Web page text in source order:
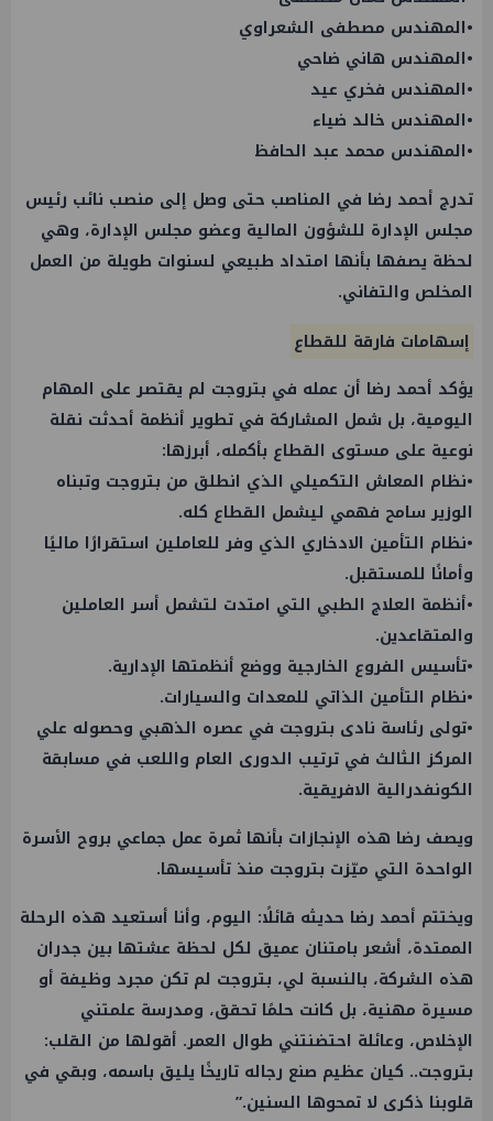
•المهندس مصطفى الشعراوي
•المهندس هاني ضاحي
•المهندس فخري عيد
•المهندس خالد ضياء
•المهندس محمد عبد الحافظ
تدرج أحمد رضا في المناصب حتى وصل إلى منصب نائب رئيس
مجلس الإدارة للشؤون المالية وعضو مجلس الإدارة، وهي
لحظة يصفها بأنها امتداد طبيعي لسنوات طويلة من العمل
المخلص والتفاني.
إسهامات فارقة للقطاع
يؤكد أحمد رضا أن عمله في بتروجت لم يقتصر على المهام
اليومية، بل شمل المشاركة في تطوير أنظمة أحدثت نقلة
نوعية على مستوى القطاع بأكمله، أبرزها:
•نظام المعاش التكميلي الذي انطلق من بتروجت وتبناه
الوزير سامح فهمي ليشمل القطاع كله.
•نظام التأمين الادخاري الذي وفر للعاملين استقرارًا ماليًا
وأمانًا للمستقبل.
•أنظمة العلاج الطبي التي امتدت لتشمل أسر العاملين
والمتقاعدين.
•تأسيس الفروع الخارجية ووضع أنظمتها الإدارية.
•نظام التأمين الذاتي للمعدات والسيارات.
•تولى رئاسة نادى بتروجت في عصره الذهبي وحصوله علي
المركز الثالث في ترتيب الدورى العام واللعب في مسابقة
الكونفدرالية الافريقية.
ويصف رضا هذه الإنجازات بأنها ثمرة عمل جماعي بروح الأسرة
الواحدة التي ميّزت بتروجت منذ تأسيسها.
ويختتم أحمد رضا حديثه قائلًا: اليوم، وأنا أستعيد هذه الرحلة
الممتدة، أشعر بامتنان عميق لكل لحظة عشتها بين جدران
هذه الشركة، بالنسبة لي، بتروجت لم تكن مجرد وظيفة أو
مسيرة مهنية، بل كانت حلمًا تحقق، ومدرسة علمتني
الإخلاص، وعائلة احتضنتني طوال العمر. أقولها من القلب:
بتروجت.. كيان عظيم صنع رجاله تاريخًا يليق باسمه، وبقي في
قلوبنا ذكرى لا تمحوها السنين.”